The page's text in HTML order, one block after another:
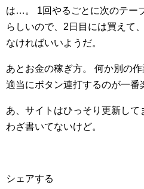
は…。
1回やるごとに次のテー
らしいので、2日目には買えて、
なければいいようだ。
あとお金の稼ぎ方。
何か別の
適当にボタン連打するのが一番
あ、サイトはひっそり更新して
わざ書いてないけど。
シェアする